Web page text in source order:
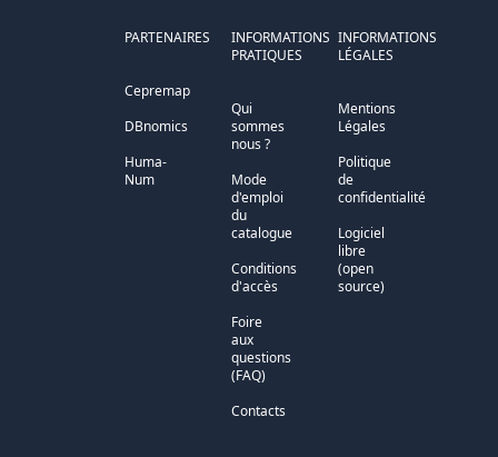
PARTENAIRES
Cepremap
DBnomics
Huma-
Num
INFORMATIONS
PRATIQUES
Qui
sommes
nous ?
Mode
d'emploi
du
catalogue
Conditions
d'accès
Foire
aux
questions
(FAQ)
Contacts
INFORMATIONS
LÉGALES
Mentions
Légales
Politique
de
confidentialité
Logiciel
libre
(open
source)